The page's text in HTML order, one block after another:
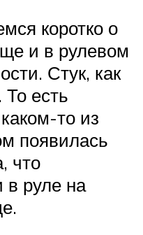
коротко о
и в рулевом
Стук, как
То есть
то из
появилась
что
в руле на